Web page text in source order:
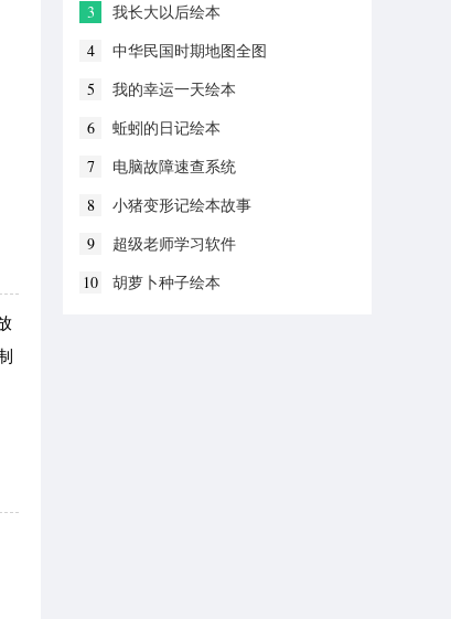
3
我长大以后绘本
4
中华民国时期地图全图
5
我的幸运一天绘本
6
蚯蚓的日记绘本
7
电脑故障速查系统
8
小猪变形记绘本故事
9
超级老师学习软件
10
胡萝卜种子绘本